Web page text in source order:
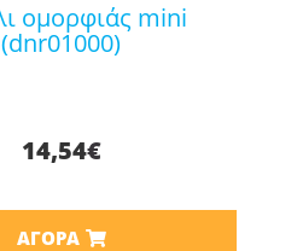
(dnr01000)
14,54€
ΑΓΟΡΆ